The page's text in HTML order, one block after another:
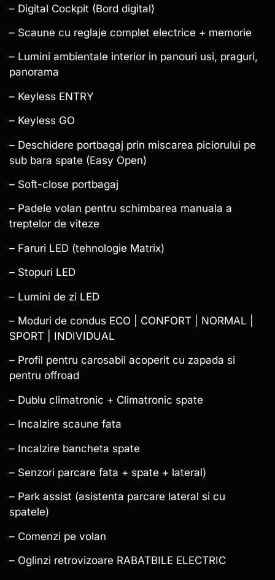
– Digital Cockpit (Bord digital)
– Scaune cu reglaje complet electrice + memorie
– Lumini ambientale interior in panouri usi, praguri,
panorama
– Keyless ENTRY
– Keyless GO
– Deschidere portbagaj prin miscarea piciorului pe
sub bara spate (Easy Open)
– Soft-close portbagaj
– Padele volan pentru schimbarea manuala a
treptelor de viteze
– Faruri LED (tehnologie Matrix)
– Stopuri LED
– Lumini de zi LED
– Moduri de condus ECO | CONFORT | NORMAL |
SPORT | INDIVIDUAL
– Profil pentru carosabil acoperit cu zapada si
pentru offroad
– Dublu climatronic + Climatronic spate
– Incalzire scaune fata
– Incalzire bancheta spate
– Senzori parcare fata + spate + lateral)
– Park assist (asistenta parcare lateral si cu
spatele)
– Comenzi pe volan
– Oglinzi retrovizoare RABATBILE ELECTRIC